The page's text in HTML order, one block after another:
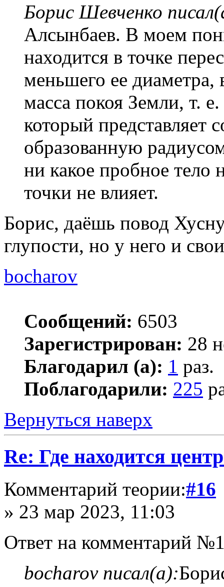
Борис Шевченко
Алсынбаев. В моем
находится в точке
меньшего ее диаметра,
масса покоя Земли, т.
который представляет
образованную
ни какое пробное тело
точки не влияет.
Борис, даёшь повод
глупости, но у него и
bocharov
Сообщений: 6503
Зарегистрирован: 28
Благодарил (а): 1 раз.
Поблагодарили: 225
Вернуться наверх
Re: Где находится
Комментарий теории:#16
» 23 мар 2023, 11:03
Ответ на комментарий
bocharov писал(а):